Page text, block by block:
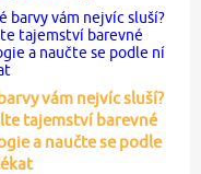
vám nejvíc sluší?
tajemství barevné
a naučte se podle